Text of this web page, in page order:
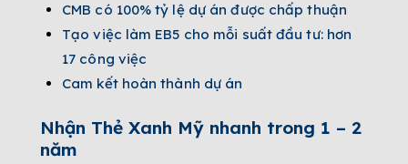
CMB có 100% tỷ lệ dự án được chấp thuận
Tạo việc làm EB5 cho mỗi suất đầu tư: hơn
17 công việc
Cam kết hoàn thành dự án
Nhận Thẻ Xanh Mỹ nhanh trong 1 – 2
năm